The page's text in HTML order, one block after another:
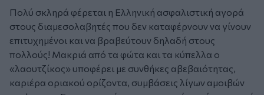
Πολύ σκληρά φέρεται η Ελληνική ασφαλιστική αγορά
στους διαμεσολαβητές που δεν καταφέρνουν να γίνουν
επιτυχημένοι και να βραβεύτουν δηλαδή στους
πολλούς! Μακριά από τα φώτα και τα κύπελλα ο
«λαουτζίκος» υποφέρει με συνθήκες αβεβαιότητας,
καριέρα οριακού ορίζοντα, συμβάσεις λίγων αμοιβών